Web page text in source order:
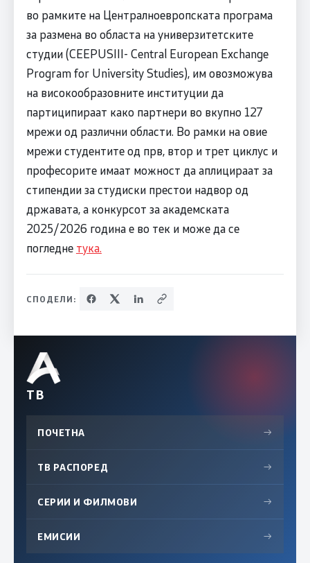
во рамките на Централноевропската програма
за размена во областа на универзитетските
студии (CEEPUSIII- Central European Exchange
Program for University Studies), им овозможува
на високообразовните институции да
партиципираат како партнери во вкупно 127
мрежи од различни области. Во рамки на овие
мрежи студентите од прв, втор и трет циклус и
професорите имаат можност да аплицираат за
стипендии за студиски престои надвор од
државата, а конкурсот за академската
2025/2026 година е во тек и може да се
погледне тука.
СПОДЕЛИ:
ТВ
ПОЧЕТНА →
ТВ РАСПОРЕД →
СЕРИИ И ФИЛМОВИ →
ЕМИСИИ →